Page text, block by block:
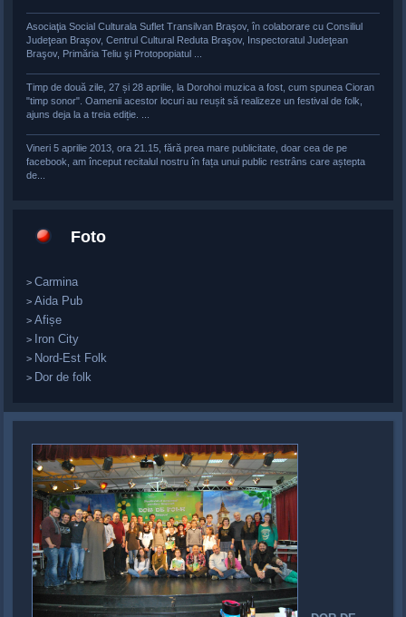
Asociaţia Social Culturala Suflet Transilvan Braşov, în colaborare cu Consiliul
Judeţean Braşov, Centrul Cultural Reduta Braşov, Inspectoratul Judeţean
Braşov, Primăria Teliu şi Protopopiatul ...
Timp de două zile, 27 și 28 aprilie, la Dorohoi muzica a fost, cum spunea Cioran
"timp sonor". Oamenii acestor locuri au reușit să realizeze un festival de folk,
ajuns deja la a treia ediție. ...
Vineri 5 aprilie 2013, ora 21.15, fără prea mare publicitate, doar cea de pe
facebook, am început recitalul nostru în fața unui public restrâns care aștepta
de...
Foto
>Carmina
>Aida Pub
>Afișe
> Iron City
> Nord-Est Folk
> Dor de folk